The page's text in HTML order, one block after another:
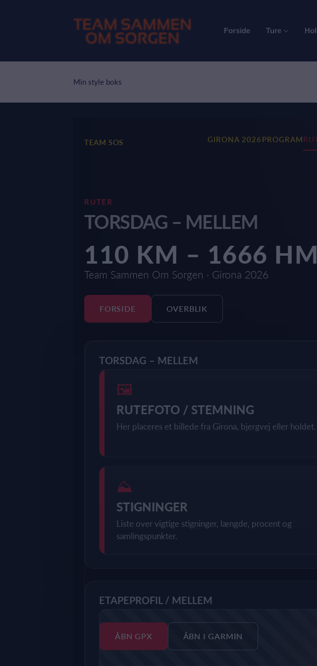
Forside Ture
Min style boks
TEAM SOS GIRONA 2026 PROGRAM
RUTER
TORSDAG – MELLEM
110 KM – 1666 HM
Team Sammen Om Sorgen · Girona 2026
FORSIDE OVERBLIK
TORSDAG – MELLEM
🖼
RUTEFOTO / STEMNING
Her placeres et billede fra Girona, bjergvej eller holdet.
⛰
STIGNINGER
Liste over vigtige stigninger, længde, procent og
samlingspunkter.
ETAPEPROFIL / MELLEM
ÅBN GPX ÅBN I GARMIN